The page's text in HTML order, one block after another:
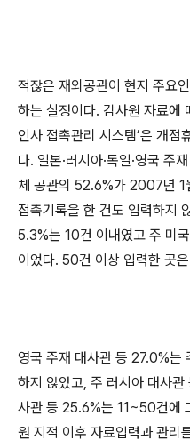
적잖은 재외공관이 현지 주요
하는 실정이다. 감사원 자료에
인사 접촉관리 시스템’은 개점
다. 일본·러시아·독일·영국 주
체 공관의 52.6%가 2007년
접촉기록을 한 건도 입력하지
5.3%는 10건 이내였고 주 미
이었다. 50건 이상 입력한 곳
영국 주재 대사관 등 27.0%는
하지 않았고, 주 러시아 대사
사관 등 25.6%는 11~50건에
원 지적 이후 자료입력과 관리